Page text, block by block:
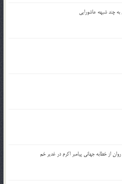
چند شبهه عاشورایی
از خطابه جهانی پیامبر اکرم در غدیر خم